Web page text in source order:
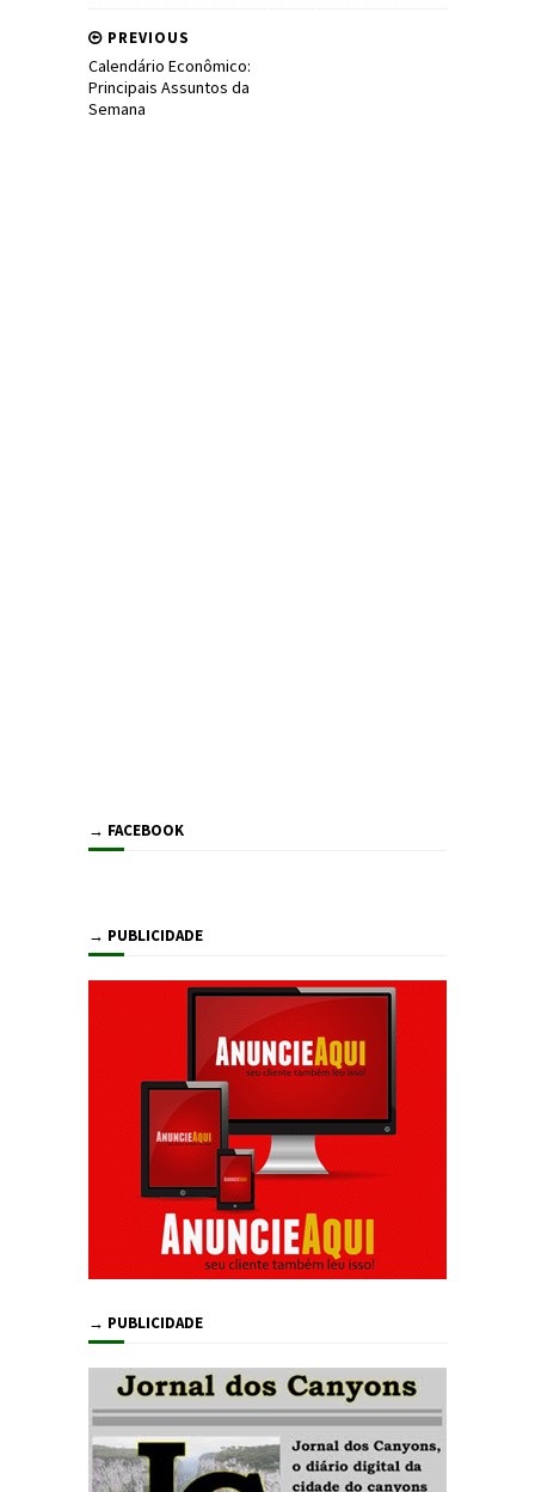
PREVIOUS
Calendário Econômico:
Principais Assuntos da
Semana
→ FACEBOOK
→ PUBLICIDADE
→ PUBLICIDADE